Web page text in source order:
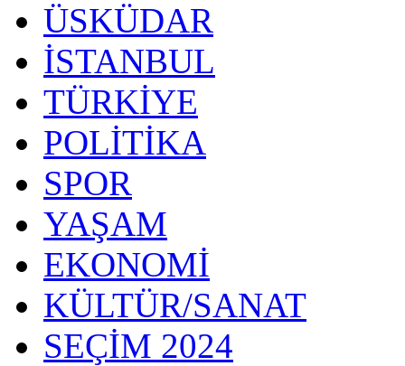
ÜSKÜDAR
İSTANBUL
TÜRKİYE
POLİTİKA
SPOR
YAŞAM
EKONOMİ
KÜLTÜR/SANAT
SEÇİM 2024